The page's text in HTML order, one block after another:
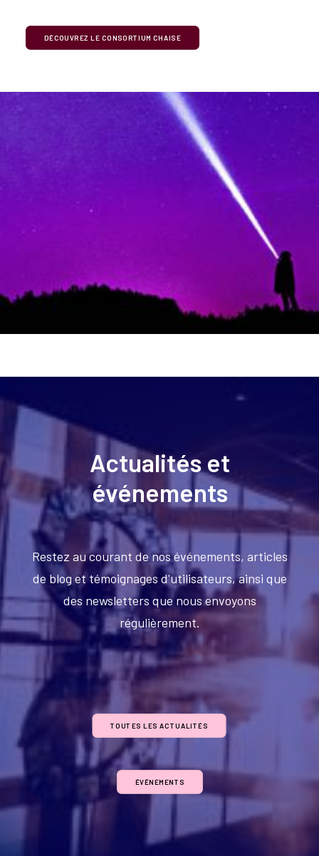
DÉCOUVREZ LE CONSORTIUM CHAISE
Actualités et
événements
Restez au courant de nos événements, articles
de blog et témoignages d'utilisateurs, ainsi que
des newsletters que nous envoyons
régulièrement.
TOUTES LES ACTUALITÉS
ÉVÉNEMENTS